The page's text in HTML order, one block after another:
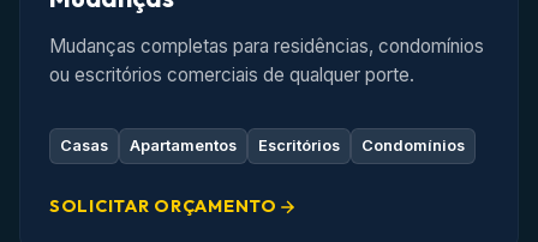
Mudanças completas para residências, condomínios
ou escritórios comerciais de qualquer porte.
Casas Apartamentos Escritórios Condomínios
SOLICITAR ORÇAMENTO